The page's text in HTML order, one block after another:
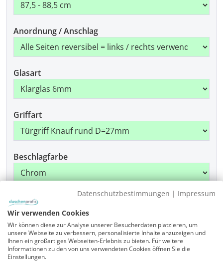
Anordnung / Anschlag
Glasart
Griffart
Beschlagfarbe
Produkt Anzahl: Gib den gewünschten
Artikelnummer
FK1W-SL9090-1730-875-x-875-x-x-x-ALR-EK6-GR-x-
CR
Datenschutzbestimmungen | Impressum
Wir verwenden Cookies
Wir können diese zur Analyse unserer Besucherdaten platzieren, um
unsere Webseite zu verbessern, personalisierte Inhalte anzuzeigen und
Ihnen ein großartiges Webseiten-Erlebnis zu bieten. Für weitere
Informationen zu den von uns verwendeten Cookies öffnen Sie die
Einstellungen.